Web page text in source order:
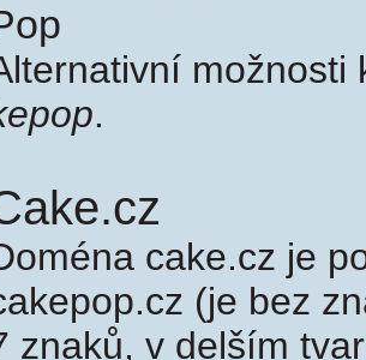
.
cake.cz je
(je bez
znaků, v delším